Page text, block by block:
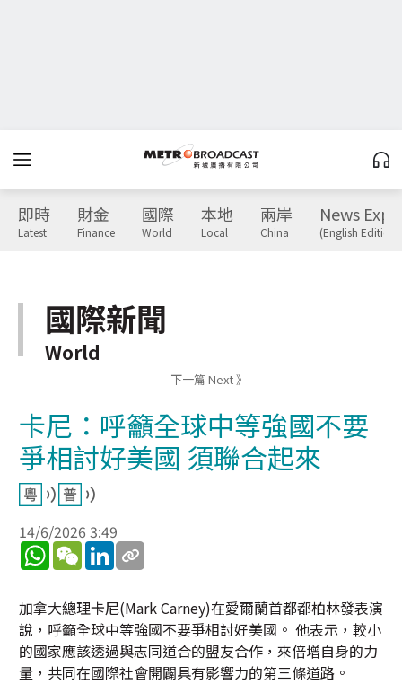
即時
Latest
財金
Finance
國際
World
本地
Local
兩岸
China
News
(English Edition)
國際新聞
World
下一篇 Next 》
卡尼：呼籲全球中等強國不要
爭相討好美國 須聯合起來
14/6/2026 3:49
WhatsApp
WeChatLinkedIn
加拿大總理卡尼(Mark Carney)在愛爾蘭首都都柏林發表演
說，呼籲全球中等強國不要爭相討好美國。 他表示，較小
的國家應該透過與志同道合的盟友合作，來倍增自身的力
量，共同在國際社會開闢具有影響力的第三條道路。